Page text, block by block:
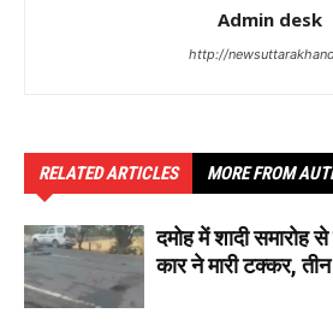
Admin desk
http://
RELATED ARTICLES MORE FROM
दमोह में शादी समारोह
कार ने मारी टक्कर,